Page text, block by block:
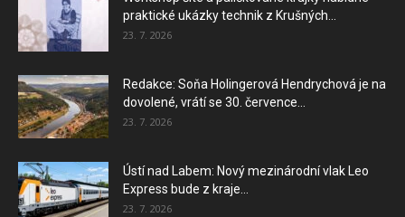
praktické ukázky technik z Krušných...
23. 7. 2026
Redakce: Soňa Holingerová Hendrychová je na
dovolené, vrátí se 30. července...
23. 7. 2026
Ústí nad Labem: Nový mezinárodní vlak Leo
Express bude z kraje...
23. 7. 2026